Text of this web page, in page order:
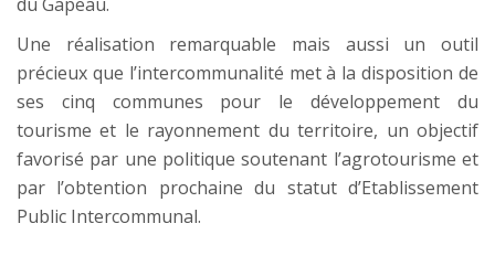
Une réalisation remarquable mais aussi un outil
précieux que l’intercommunalité met à la disposition de
ses cinq communes pour le développement du
tourisme et le rayonnement du territoire, un objectif
favorisé par une politique soutenant l’agrotourisme et
par l’obtention prochaine du statut d’Etablissement
Public Intercommunal.